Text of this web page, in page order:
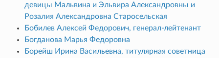
девицы Мальвина и Эльвира Александровны и
Розалия Александровна Старосельская
Бобилев Алексей Федорович, генерал-лейтенант
Богданова Марья Федоровна
Борейш Ирина Васильевна, титулярная советница